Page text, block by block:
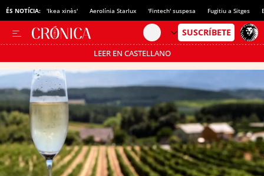
ÉS NOTÍCIA: 'Ikea xinès' Aerolínia Starlux 'Fintech' suspesa Fugitiu a Sitges
LEER EN CASTELLANO
Passa’t al mode estalvi